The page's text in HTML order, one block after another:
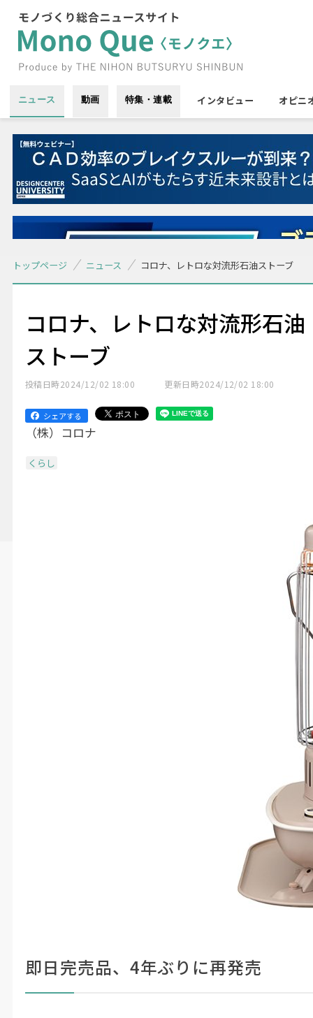
ニュース 動画 特集・連載 インタビュー オピニ
トップページ ニュース コロナ、レトロな対流形石油ストーブ
コロナ、レトロな対流形石油
ストーブ
投稿日時2024/12/02 18:00 更新日時2024/12/02 18:00
シェアする
（株）コロナ
くらし
即日完売品、4年ぶりに再発売